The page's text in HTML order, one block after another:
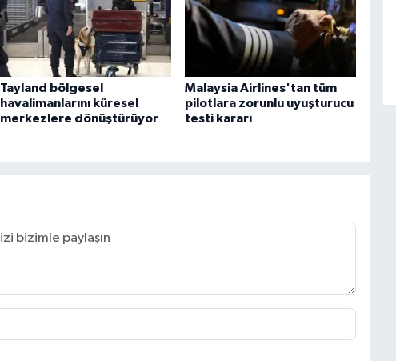
Tayland bölgesel
havalimanlarını küresel
merkezlere dönüştürüyor
Malaysia Airlines'tan tüm
pilotlara zorunlu uyuşturucu
testi kararı